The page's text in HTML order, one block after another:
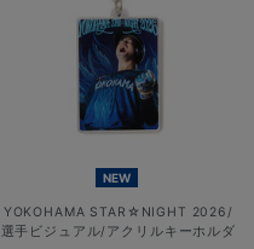
NEW
YOKOHAMA STAR☆NIGHT 2026/
選手ビジュアル/アクリルキーホルダ